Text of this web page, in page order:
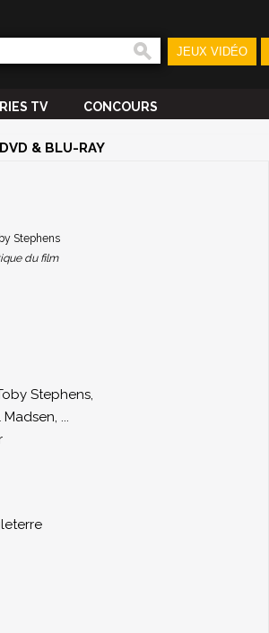
JEUX VIDÉO
TV CONCOURS
DVD & BLU-RAY
Stephens
du film
Stephens,
Madsen, ...